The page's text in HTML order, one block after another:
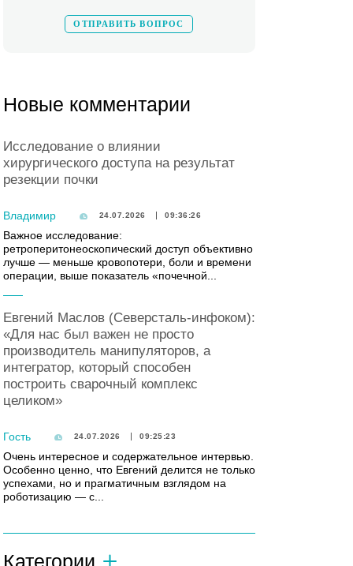
Новые комментарии
Исследование о влиянии
хирургического доступа на результат
резекции почки
Владимир 24.07.2026 09:36:26
Важное исследование:
ретроперитонеоскопический доступ объективно
лучше — меньше кровопотери, боли и времени
операции, выше показатель «почечной...
Евгений Маслов (Северсталь-инфоком):
«Для нас был важен не просто
производитель манипуляторов, а
интегратор, который способен
построить сварочный комплекс
целиком»
Гость 24.07.2026 09:25:23
Очень интересное и содержательное интервью.
Особенно ценно, что Евгений делится не только
успехами, но и прагматичным взглядом на
роботизацию — с...
Категории